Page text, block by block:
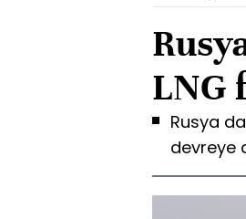
LNG
Rusya
devreye